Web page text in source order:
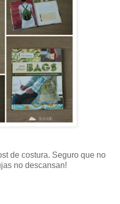
de costura. Seguro que no
no descansan!